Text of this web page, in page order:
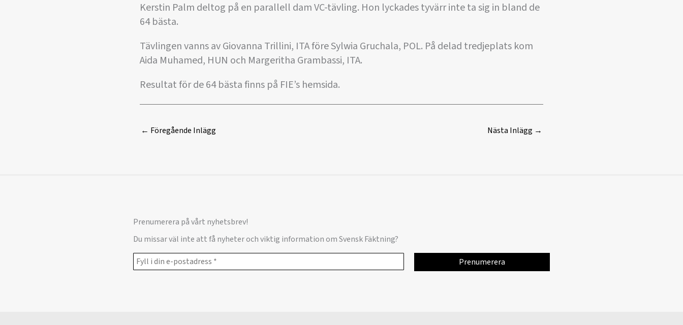
Kerstin Palm deltog på en parallell dam VC-tävling. Hon lyckades tyvärr inte ta sig in bland de
64 bästa.
Tävlingen vanns av Giovanna Trillini, ITA före Sylwia Gruchala, POL. På delad tredjeplats kom
Aida Muhamed, HUN och Margeritha Grambassi, ITA.
Resultat för de 64 bästa finns på FIE’s hemsida.
← Föregående Inlägg Nästa Inlägg →
Prenumerera på vårt nyhetsbrev!
Du missar väl inte att få nyheter och viktig information om Svensk Fäktning?